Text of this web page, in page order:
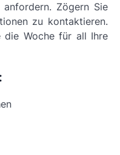
Zögern Sie
zu kontaktieren.
die Woche für all Ihre